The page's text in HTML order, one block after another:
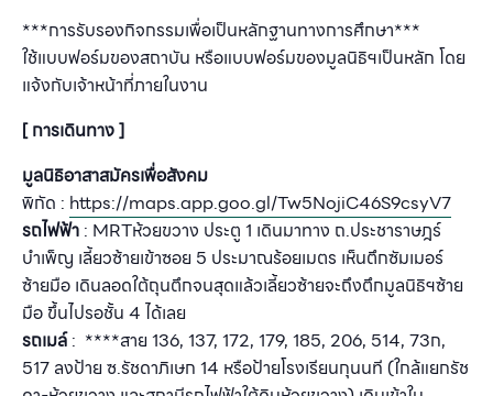
***การรับรองกิจกรรมเพื่อเป็นหลักฐานทางการศึกษา***
ใช้แบบฟอร์มของสถาบัน หรือแบบฟอร์มของมูลนิธิฯเป็นหลัก โดย
แจ้งกับเจ้าหน้าที่ภายในงาน
[ การเดินทาง ]
มูลนิธิอาสาสมัครเพื่อสังคม
พิกัด : https://maps.app.goo.gl/Tw5NojiC46S9csyV7
รถไฟฟ้า : MRTห้วยขวาง ประตู 1 เดินมาทาง ถ.ประชาราษฎร์
บำเพ็ญ เลี้ยวซ้ายเข้าซอย 5 ประมาณร้อยเมตร เห็นตึกซัมเมอร์
ซ้ายมือ เดินลอดใต้ถุนตึกจนสุดแล้วเลี้ยวซ้ายจะถึงตึกมูลนิธิฯซ้าย
มือ ขึ้นไปรอชั้น 4 ได้เลย
รถเมล์: ****สาย 136, 137, 172, 179, 185, 206, 514, 73ก,
517 ลงป้าย ซ.รัชดาภิเษก 14 หรือป้ายโรงเรียนกุนนที (ใกล้แยกรัช